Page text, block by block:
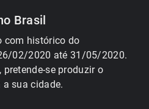
Brasil
com histórico do
02/2020 até 31/05/2020.
se produzir o
sua cidade.